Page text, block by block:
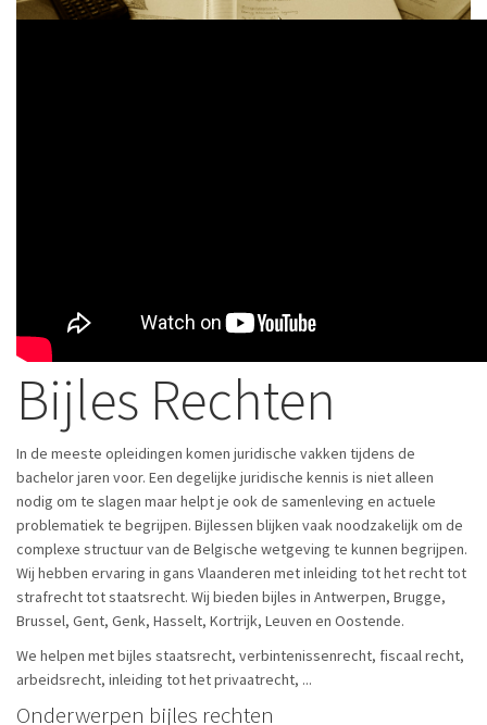
Bijles Rechten
In de meeste opleidingen komen juridische vakken tijdens de
bachelor jaren voor. Een degelijke juridische kennis is niet alleen
nodig om te slagen maar helpt je ook de samenleving en actuele
problematiek te begrijpen. Bijlessen blijken vaak noodzakelijk om de
complexe structuur van de Belgische wetgeving te kunnen begrijpen.
Wij hebben ervaring in gans Vlaanderen met inleiding tot het recht tot
strafrecht tot staatsrecht. Wij bieden bijles in Antwerpen, Brugge,
Brussel, Gent, Genk, Hasselt, Kortrijk, Leuven en Oostende.
We helpen met bijles staatsrecht, verbintenissenrecht, fiscaal recht,
arbeidsrecht, inleiding tot het privaatrecht, ...
Onderwerpen bijles rechten